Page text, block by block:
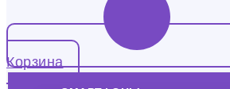
Корзина